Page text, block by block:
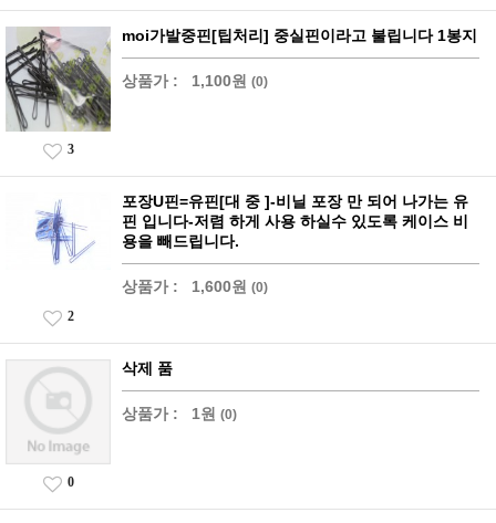
moi가발중핀[팁처리] 중실핀이라고 불립니다 1봉지
상품가 : 1,100원 (0)
3
포장U핀=유핀[대 중 ]-비닐 포장 만 되어 나가는 유
핀 입니다-저렴 하게 사용 하실수 있도록 케이스 비
용을 빼드립니다.
상품가 : 1,600원 (0)
2
삭제 품
상품가 : 1원 (0)
0